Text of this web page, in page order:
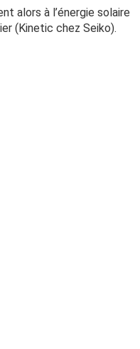
alors à l’énergie solaire
(Kinetic chez Seiko).